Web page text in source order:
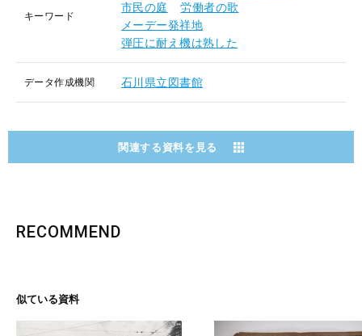
キーワード
市民の庭
労働者の歌
メーデー発祥地
弾圧に耐え機は熟した
データ作成機関 石川県立図書館
関連する資料を見る
RECOMMEND
似ている資料